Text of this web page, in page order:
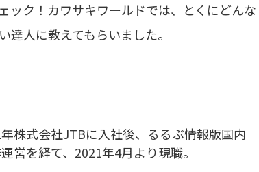
ック！カワサキワールドでは、とくにどんな
人に教えてもらいました。
株式会社JTBに入社後、るるぶ情報版国内
営を経て、2021年4月より現職。